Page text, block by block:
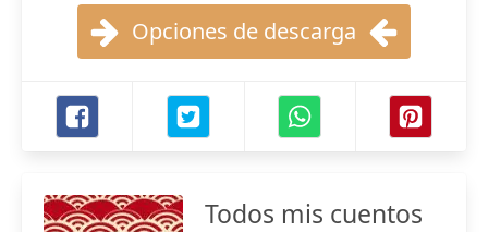
Opciones de descarga
Todos mis cuentos